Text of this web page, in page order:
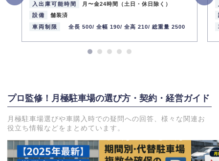
入出庫可能時間
月〜金24時間（土日・休日除く）
設備
舗装済
車両制限
全長 500/ 全幅 190/ 全高 210/ 総重量 2500
プロ監修！月極駐車場の選び方・契約・経営ガイド
月極駐車場選びや車購入時での疑問への回答、様々な関連お
役立ち情報などをまとめています。